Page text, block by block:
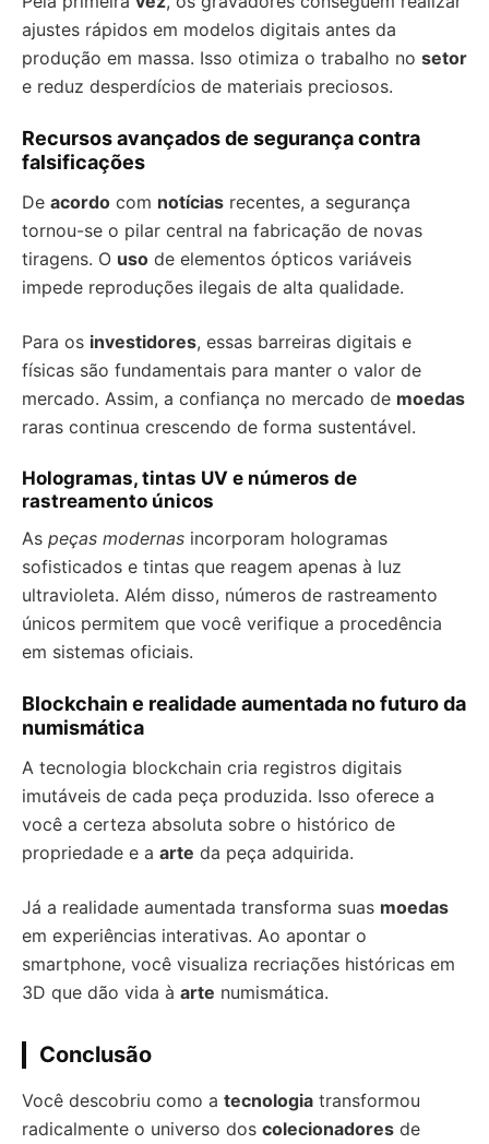
ajustes rápidos em modelos digitais antes da
produção em massa. Isso otimiza o trabalho no setor
e reduz desperdícios de materiais preciosos.
Recursos avançados de segurança contra
falsificações
De acordo com notícias recentes, a segurança
tornou-se o pilar central na fabricação de novas
tiragens. O uso de elementos ópticos variáveis
impede reproduções ilegais de alta qualidade.
Para os investidores, essas barreiras digitais e
físicas são fundamentais para manter o valor de
mercado. Assim, a confiança no mercado de moedas
raras continua crescendo de forma sustentável.
Hologramas, tintas UV e números de
rastreamento únicos
As peças modernas incorporam hologramas
sofisticados e tintas que reagem apenas à luz
ultravioleta. Além disso, números de rastreamento
únicos permitem que você verifique a procedência
em sistemas oficiais.
Blockchain e realidade aumentada no futuro da
numismática
A tecnologia blockchain cria registros digitais
imutáveis de cada peça produzida. Isso oferece a
você a certeza absoluta sobre o histórico de
propriedade e a arte da peça adquirida.
Já a realidade aumentada transforma suas moedas
em experiências interativas. Ao apontar o
smartphone, você visualiza recriações históricas em
3D que dão vida à arte numismática.
Conclusão
Você descobriu como a tecnologia transformou
radicalmente o universo dos colecionadores de